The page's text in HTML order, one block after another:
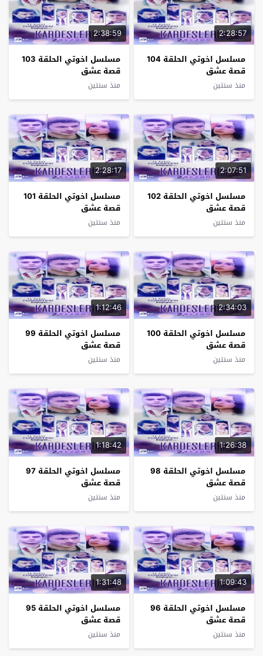
2:28:57
مسلسل اخوتي الحلقة 104
قصة عشق
منذ سنتين
2:38:59
مسلسل اخوتي الحلقة 103
قصة عشق
منذ سنتين
2:07:51
مسلسل اخوتي الحلقة 102
قصة عشق
منذ سنتين
2:28:17
مسلسل اخوتي الحلقة 101
قصة عشق
منذ سنتين
2:34:03
مسلسل اخوتي الحلقة 100
قصة عشق
منذ سنتين
1:12:46
مسلسل اخوتي الحلقة 99
قصة عشق
منذ سنتين
1:26:38
مسلسل اخوتي الحلقة 98
قصة عشق
منذ سنتين
1:18:42
مسلسل اخوتي الحلقة 97
قصة عشق
منذ سنتين
1:09:43
مسلسل اخوتي الحلقة 96
قصة عشق
منذ سنتين
1:31:48
مسلسل اخوتي الحلقة 95
قصة عشق
منذ سنتين